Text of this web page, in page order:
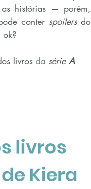
histórias — porém,
conter spoilers do
livros da série A
livros
de Kiera